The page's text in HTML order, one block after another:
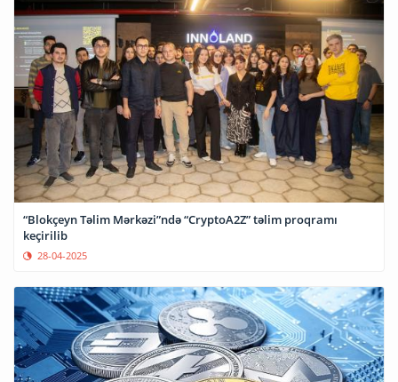
“Blokçeyn Təlim Mərkəzi”ndə “CryptoA2Z” təlim proqramı
keçirilib
28-04-2025